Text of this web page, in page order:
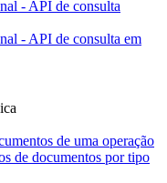
- API de consulta
- API de consulta em
de uma operação
de documentos por tipo